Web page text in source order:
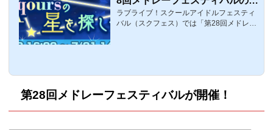
ーダー予想と推移【μ'sイベン
ト】
ラブライブ！スクールアイドルフェスティ
バル（スクフェス）では「第28回メドレー
馴染みのイベント攻略ボーダー記事です。
れ楽曲報酬でもらえる金・銀・銅賞の一覧
第28回メドレーフェスティバルが開催！